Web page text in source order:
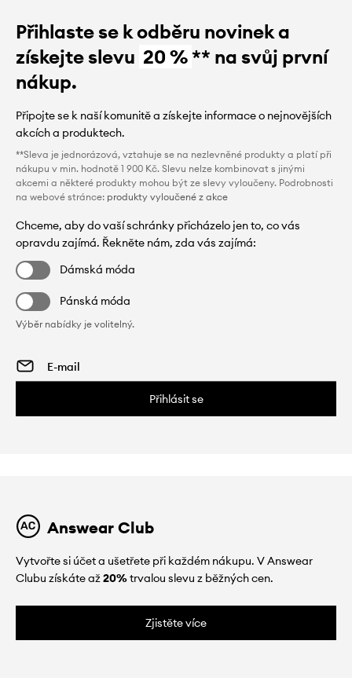
Přihlaste se k odběru novinek a
získejte slevu 20 %** na svůj první
nákup.
Připojte se k naší komunitě a získejte informace o nejnovějších
akcích a produktech.
**Sleva je jednorázová, vztahuje se na nezlevněné produkty a platí při
nákupu v min. hodnotě 1 900 Kč. Slevu nelze kombinovat s jinými
akcemi a některé produkty mohou být ze slevy vyloučeny. Podrobnosti
na webové stránce: produkty vyloučené z akce
Chceme, aby do vaší schránky přicházelo jen to, co vás
opravdu zajímá. Řekněte nám, zda vás zajímá:
Dámská móda
Pánská móda
Výběr nabídky je volitelný.
Přihlásit se
Answear Club
Vytvořte si účet a ušetřete při každém nákupu. V Answear
Clubu získáte až20%trvalou slevu z běžných cen.
Zjistěte více